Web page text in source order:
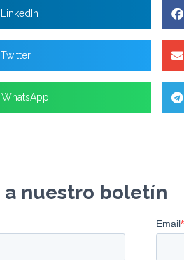
nuestro boletín